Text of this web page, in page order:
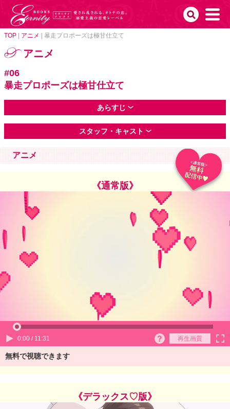
TOP アニメ 暴走プロポーズは極甘仕立て
アニメ
#06
暴走プロポーズは極甘仕立て
あらすじ
スタッフ・キャスト
アニメ
《通常版》
0:00 / 11:31 再生画質
無料で視聴できます
《デラックス♡版》